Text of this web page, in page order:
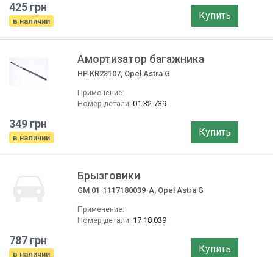
425 грн
в наличии Купить
Амортизатор багажника
НР KR23107, Opel Astra G
Применение:
Номер детали: 01 32 739
349 грн
в наличии Купить
Брызговики
GM 01-1117180039-A, Opel Astra G
Применение:
Номер детали: 17 18 039
787 грн
в наличии Купить